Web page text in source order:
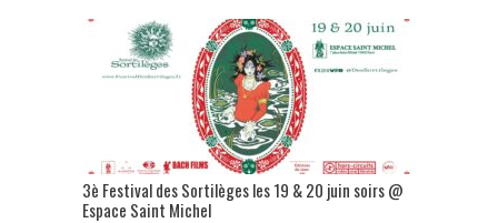
3è Festival des Sortilèges les 19 & 20 juin soirs @
Espace Saint Michel